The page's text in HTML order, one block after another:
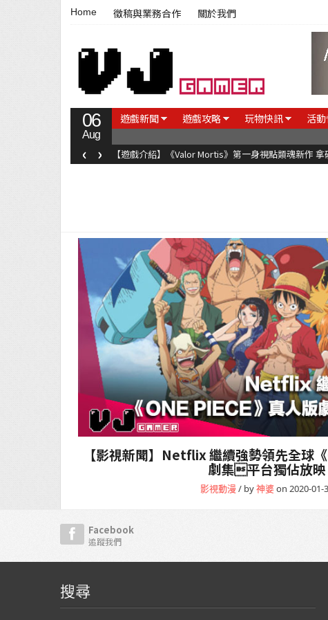
Home 徵稿與業務合作 關於我們
06
Aug
遊戲新聞 遊戲攻略 玩物快訊 活
【遊戲介紹】《Valor Mortis》第一身視點類魂新作
‹ ›
【影視新聞】Netflix 繼續強勢領先全球
劇集平台獨佔放映
影視動漫 / by神婆on 2020-01-
Facebook
追蹤我們
搜尋